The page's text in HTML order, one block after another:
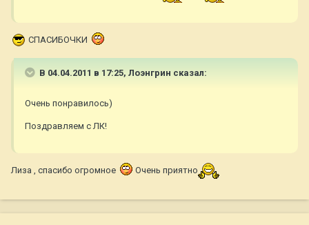
СПАСИБОЧКИ
В 04.04.2011 в 17:25, Лоэнгрин сказал:
Очень понравилось)
Поздравляем с ЛК!
Лиза , спасибо огромное Очень приятно